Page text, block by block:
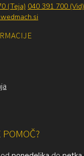
(Teja) 040 391 700 (Vid)